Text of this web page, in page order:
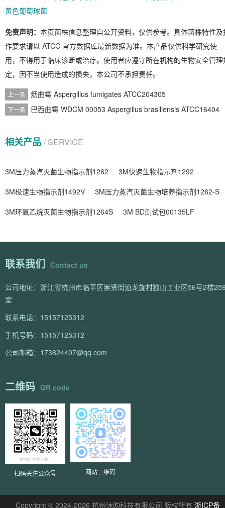
黄色葡萄球菌
免责声明： 本页菌株信息整理自公开资料，仅供参考。具体菌株特性及
作要求请以 ATCC 官方数据库最新数据为准。本产品仅供科学研究使
用，不得用于临床诊断或治疗。使用者应遵守所在机构的生物安全管理
定，因不当使用造成的损失，本公司不承担责任。
上一条 烟曲霉 Aspergillus fumigates ATCC204305
下一条 巴西曲霉 WDCM 00053 Aspergillus brasiliensis ATCC16404
相关产品 / SERVICE
3M压力蒸汽灭菌生物指示剂1262
3M快速生物指示剂1292
3M极速生物指示剂1492V
3M压力蒸汽灭菌生物培养指示剂1262-S
3M环氧乙烷灭菌生物指示剂1264S
3M BD测试包00135LF
联系我们 Contact us
公司地址：浙江省杭州市临平区崇贤街道龙旋村独山工业区56号2楼
室
联系电话：15157125312
手机号码：15157125312
公司邮箱：173824407@qq.com
二维码 QR code
扫码关注公众号 网站二维码
Copyright © 2024-2026 杭州沐昀科技有限公司 版权所有 浙ICP备